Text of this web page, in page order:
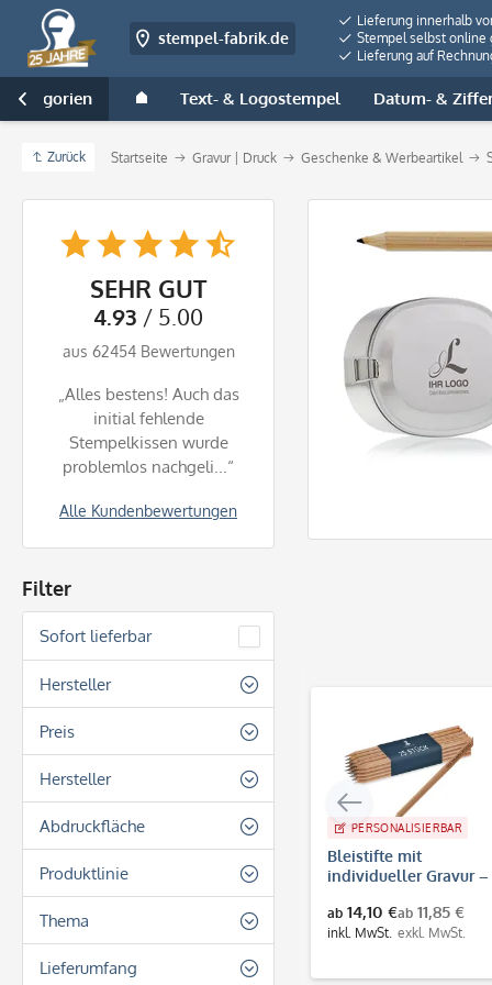
stempel-fabrik.de
Lieferung innerhalb
Stempel selbst online
Lieferung auf
Kategorien Text- & Logostempel Datum- &

Zurück Startseite Gravur | Druck Geschenke & Werbeartikel
SEHR GUT
4.93 / 5.00
aus 62454 Bewertungen
Alle Kundenbewertungen
„Alles bestens! Auch das
initial fehlende
Stempelkissen wurde
problemlos nachgeli...“
Filter
Sofort lieferbar
Hersteller
aufkleberdrucker.de
Colop
Innograv Group
Trodat
Preis
von4,90 €bis31,70 €
Hersteller
Colop Arts & Craft
Trodat
Abdruckfläche
Rechteckig
Produktlinie
Dormy Imprint
Thema
Beruf
Lieferumfang
PERSONALISIERBAR
Bleistifte mit
individueller Gravur –
ab 14,10 €
inkl. MwSt.
ab 11,85 €
exkl. MwSt.